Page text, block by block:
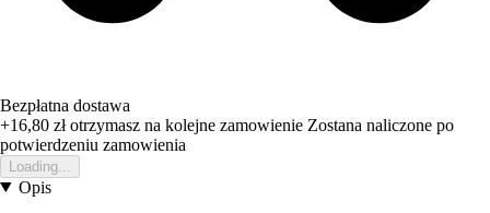
Bezpłatna dostawa
+16,80 złotrzymasz na kolejne zamowienie Zostana naliczone po
potwierdzeniu zamowienia
Loading...
Opis